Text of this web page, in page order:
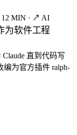
12 MIN · ↗ AI
为软件工程
直到代码写
编为官方插件 ralph-